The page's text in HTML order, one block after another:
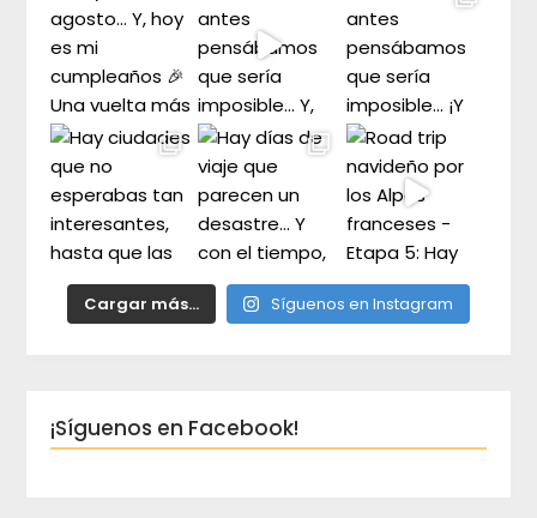
Cargar más... Síguenos en Instagram
¡Síguenos en Facebook!